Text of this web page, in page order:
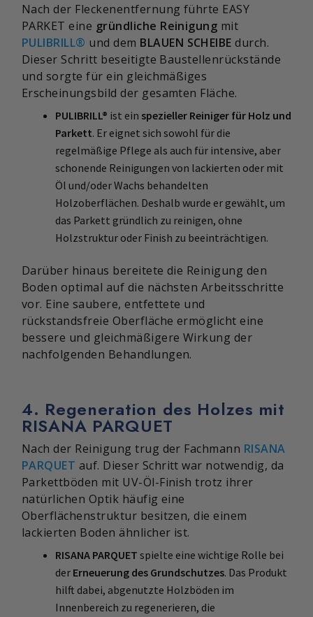
Nach der Fleckenentfernung führte EASY
PARKET eine gründliche Reinigung mit
PULIBRILL® und dem BLAUEN SCHEIBE durch.
Dieser Schritt beseitigte Baustellenrückstände
und sorgte für ein gleichmäßiges
Erscheinungsbild der gesamten Fläche.
PULIBRILL® ist ein spezieller Reiniger für Holz und
Parkett. Er eignet sich sowohl für die
regelmäßige Pflege als auch für intensive, aber
schonende Reinigungen von lackierten oder mit
Öl und/oder Wachs behandelten
Holzoberflächen. Deshalb wurde er gewählt, um
das Parkett gründlich zu reinigen, ohne
Holzstruktur oder Finish zu beeinträchtigen.
Darüber hinaus bereitete die Reinigung den
Boden optimal auf die nächsten Arbeitsschritte
vor. Eine saubere, entfettete und
rückstandsfreie Oberfläche ermöglicht eine
bessere und gleichmäßigere Wirkung der
nachfolgenden Behandlungen.
4. Regeneration des Holzes mit
RISANA PARQUET
Nach der Reinigung trug der Fachmann RISANA
PARQUET auf. Dieser Schritt war notwendig, da
Parkettböden mit UV-Öl-Finish trotz ihrer
natürlichen Optik häufig eine
Oberflächenstruktur besitzen, die einem
lackierten Boden ähnlicher ist.
RISANA PARQUET spielte eine wichtige Rolle bei
der Erneuerung des Grundschutzes. Das Produkt
hilft dabei, abgenutzte Holzböden im
Innenbereich zu regenerieren, die